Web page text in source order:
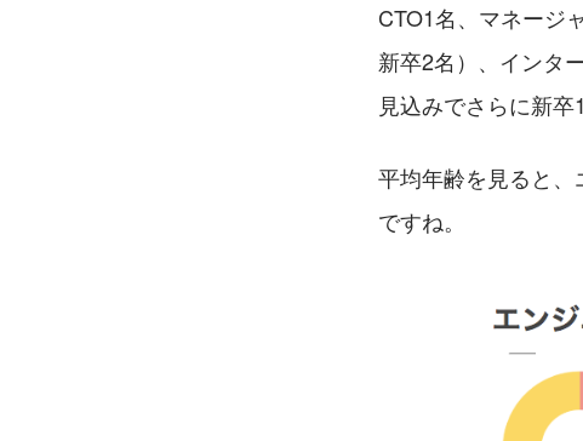
CTO1名、マネージ
新卒2名）、インタ
見込みでさらに新卒
平均年齢を見ると
ですね。